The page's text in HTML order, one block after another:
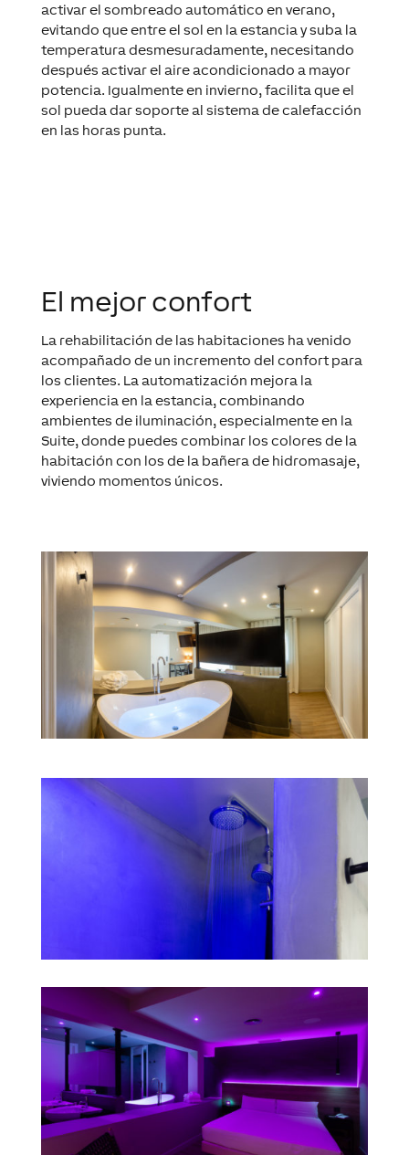
activar el sombreado automático en verano,
evitando que entre el sol en la estancia y suba la
temperatura desmesuradamente, necesitando
después activar el aire acondicionado a mayor
potencia. Igualmente en invierno, facilita que el
sol pueda dar soporte al sistema de calefacción
en las horas punta.
El mejor confort
La rehabilitación de las habitaciones ha venido
acompañado de un incremento del confort para
los clientes. La automatización mejora la
experiencia en la estancia, combinando
ambientes de iluminación, especialmente en la
Suite, donde puedes combinar los colores de la
habitación con los de la bañera de hidromasaje,
viviendo momentos únicos.